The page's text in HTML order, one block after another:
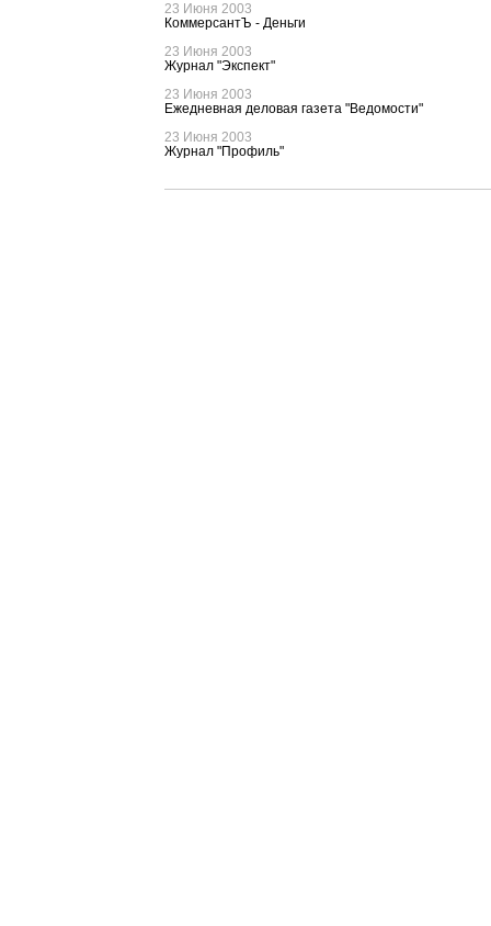
23 Июня 2003
КоммерсантЪ - Деньги
23 Июня 2003
Журнал "Экспект"
23 Июня 2003
Ежедневная деловая газета "Ведомости"
23 Июня 2003
Журнал "Профиль"